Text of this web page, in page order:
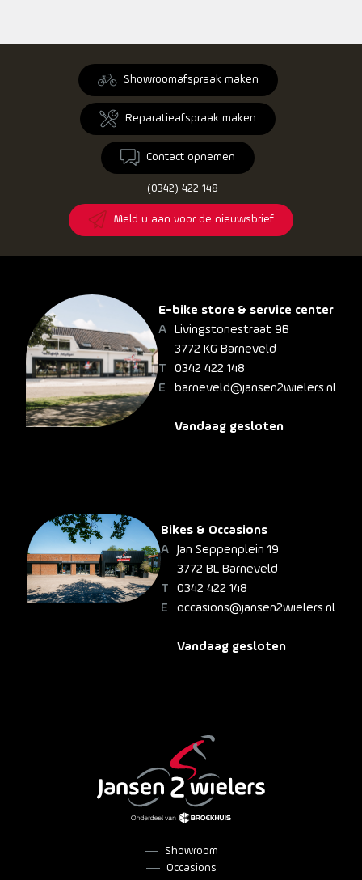
Showroomafspraak maken
Reparatieafspraak maken
Contact opnemen
(0342) 422 148
Meld u aan voor de nieuwsbrief
E-bike store & service center
Livingstonestraat 9B
3772 KG Barneveld
0342 422 148
barneveld@jansen2wielers.nl
Vandaag gesloten
Bikes & Occasions
Jan Seppenplein 19
3772 BL Barneveld
0342 422 148
occasions@jansen2wielers.nl
Vandaag gesloten
Showroom
Occasions